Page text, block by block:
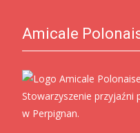
Amicale
Stowarzyszenie przyjaźni
w Perpignan.